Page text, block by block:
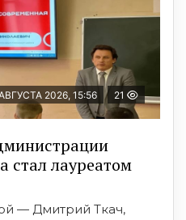
2026, 15:56 21
стал лауреатом
— Дмитрий Ткач,